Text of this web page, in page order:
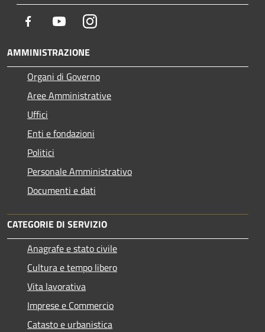
Facebook YoutubeInstagram
AMMINISTRAZIONE
Organi di Governo
Aree Amministrative
Uffici
Enti e fondazioni
Politici
Personale Amministrativo
Documenti e dati
CATEGORIE DI SERVIZIO
Anagrafe e stato civile
Cultura e tempo libero
Vita lavorativa
Imprese e Commercio
Catasto e urbanistica